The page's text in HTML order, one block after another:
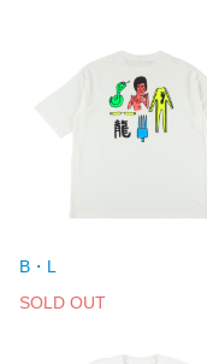
B・L
SOLD OUT